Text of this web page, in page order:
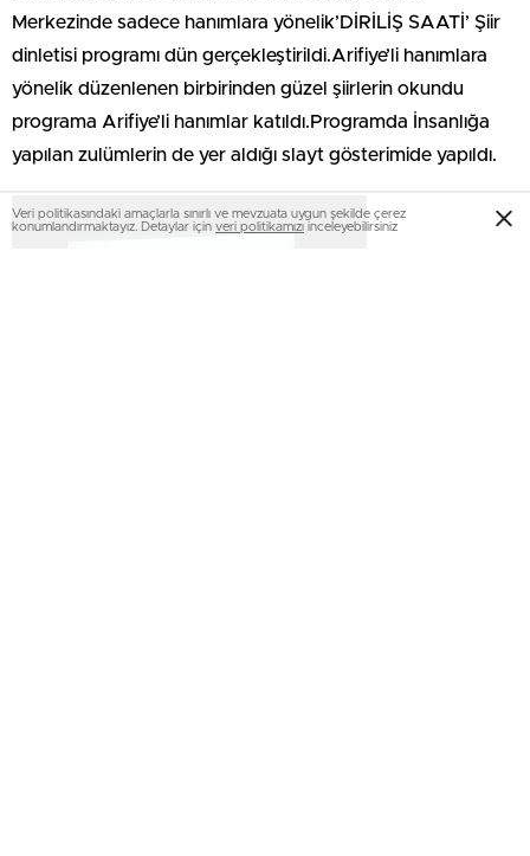
Merkezinde sadece hanımlara yönelik’DİRİLİŞ SAATİ’ Şiir
dinletisi programı dün gerçekleştirildi.Arifiye’li hanımlara
yönelik düzenlenen birbirinden güzel şiirlerin okundu
programa Arifiye’li hanımlar katıldı.Programda İnsanlığa
yapılan zulümlerin de yer aldığı slayt gösterimide yapıldı.
Veri politikasındaki amaçlarla sınırlı ve mevzuata uygun şekilde çerez
konumlandırmaktayız. Detaylar için veri politikamızı inceleyebilirsiniz